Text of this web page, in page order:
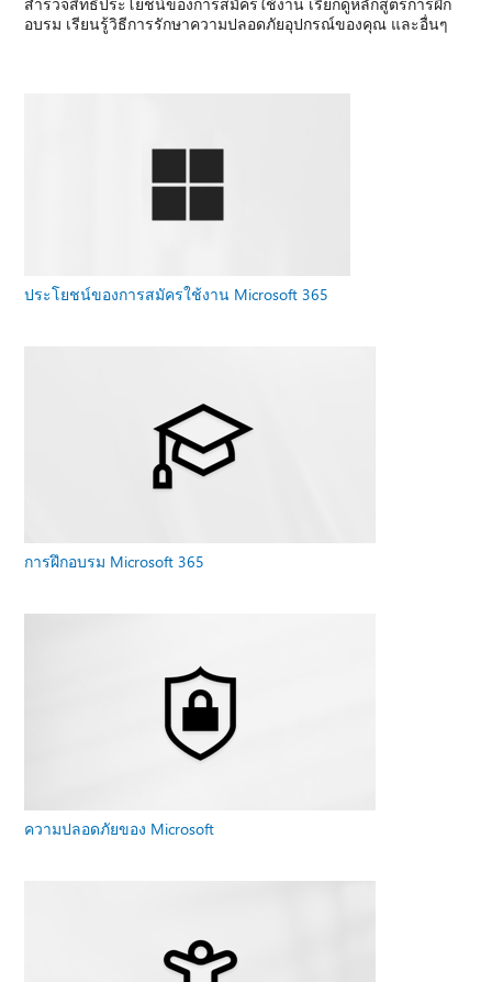
อบรม เรียนรู้วิธีการรักษาความปลอดภัยอุปกรณ์ของคุณ และอื่นๆ
ประโยชน์ของการสมัครใช้งาน Microsoft 365
การฝึกอบรม Microsoft 365
ความปลอดภัยของ Microsoft